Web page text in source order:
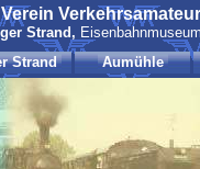
Verein
Strand,
Strand Aumühle